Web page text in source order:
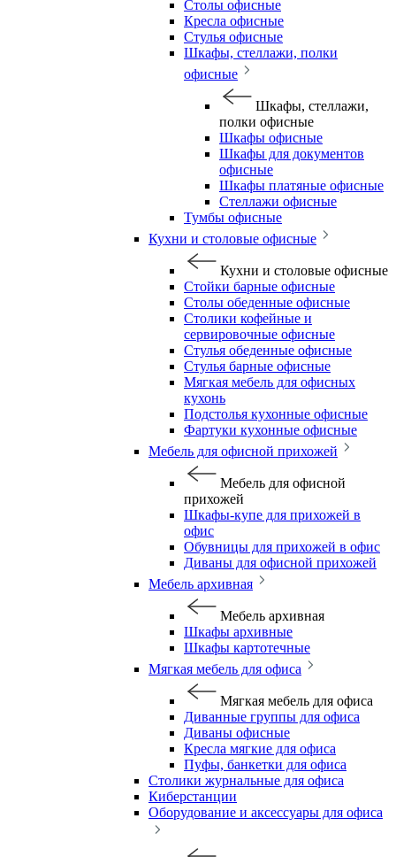
Столы офисные
Кресла офисные
Стулья офисные
Шкафы, стеллажи, полки
офисные
Шкафы, стеллажи,
полки офисные
Шкафы офисные
Шкафы для документов
офисные
Шкафы платяные офисные
Стеллажи офисные
Тумбы офисные
Кухни и столовые офисные
Кухни и столовые офисные
Стойки барные офисные
Столы обеденные офисные
Столики кофейные и
сервировочные офисные
Стулья обеденные офисные
Стулья барные офисные
Мягкая мебель для офисных
кухонь
Подстолья кухонные офисные
Фартуки кухонные офисные
Мебель для офисной прихожей
Мебель для офисной
прихожей
Шкафы-купе для прихожей в
офис
Обувницы для прихожей в офис
Диваны для офисной прихожей
Мебель архивная
Мебель архивная
Шкафы архивные
Шкафы картотечные
Мягкая мебель для офиса
Мягкая мебель для офиса
Диванные группы для офиса
Диваны офисные
Кресла мягкие для офиса
Пуфы, банкетки для офиса
Столики журнальные для офиса
Киберстанции
Оборудование и аксессуары для офиса